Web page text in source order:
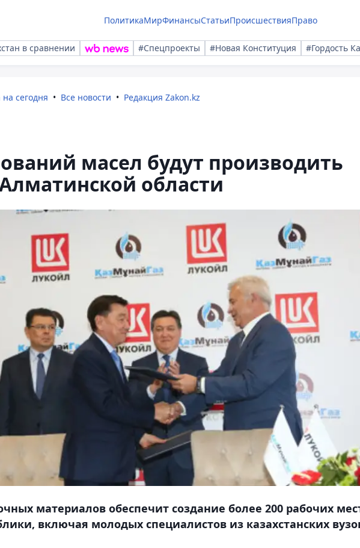
ПолитикаМирФинансыСтатьиПроисшествияПраво
в сравнении #Спецпроекты #Новая Конституция #Гордость
сегодня Все новости Редакция Zakon.kz
масел будут производить
области
материалов обеспечит создание более 200 рабочих
включая молодых специалистов из казахстанских